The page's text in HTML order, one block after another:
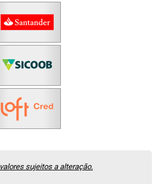
valores sujeitos a alteração.